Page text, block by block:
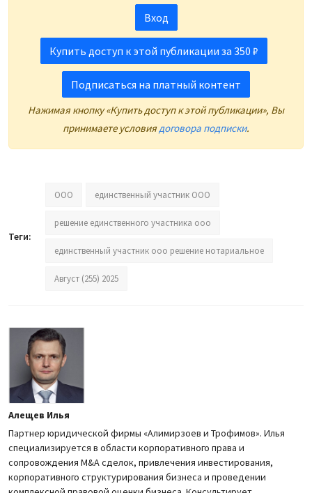
Вход
Купить доступ к этой публикации за 350 ₽
Подписаться на платный контент
Нажимая кнопку «Купить доступ к этой публикации», Вы
принимаете условия договора подписки.
Теги:
ООО единственный участник ООО
решение единственного участника ооо
единственный участник ооо решение нотариальное
Август (255) 2025
Алещев Илья
Партнер юридической фирмы «Алимирзоев и Трофимов». Илья
специализируется в области корпоративного права и
сопровождения M&A сделок, привлечения инвестирования,
корпоративного структурирования бизнеса и проведении